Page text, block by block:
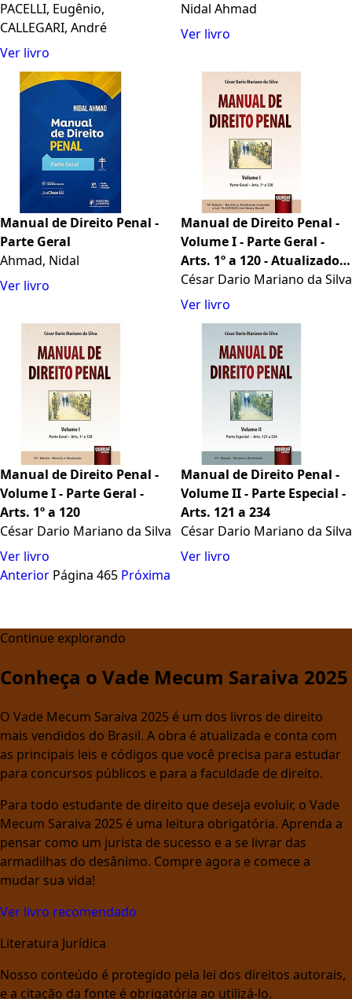
PACELLI, Eugênio,
CALLEGARI, André
Ver livro
Nidal Ahmad
Ver livro
Manual de Direito Penal -
Parte Geral
Ahmad, Nidal
Ver livro
Manual de Direito Penal -
Volume I - Parte Geral -
Arts. 1º a 120 - Atualizado
de Acordo com a Lei 13.964,
de 24 de dezembro de 2019,
(Lei Henry Borel)
César Dario Mariano da Silva
Ver livro
Manual de Direito Penal -
Volume I - Parte Geral -
Arts. 1º a 120
César Dario Mariano da Silva
Ver livro
Manual de Direito Penal -
Volume II - Parte Especial -
Arts. 121 a 234
César Dario Mariano da Silva
Ver livro
Anterior Página 465 Próxima
Continue explorando
Conheça o Vade Mecum Saraiva 2025
O Vade Mecum Saraiva 2025 é um dos livros de direito
mais vendidos do Brasil. A obra é atualizada e conta com
as principais leis e códigos que você precisa para estudar
para concursos públicos e para a faculdade de direito.
Para todo estudante de direito que deseja evoluir, o Vade
Mecum Saraiva 2025 é uma leitura obrigatória. Aprenda a
pensar como um jurista de sucesso e a se livrar das
armadilhas do desânimo. Compre agora e comece a
mudar sua vida!
Ver livro recomendado
Literatura Jurídica
Nosso conteúdo é protegido pela lei dos direitos autorais,
e a citação da fonte é obrigatória ao utilizá-lo.